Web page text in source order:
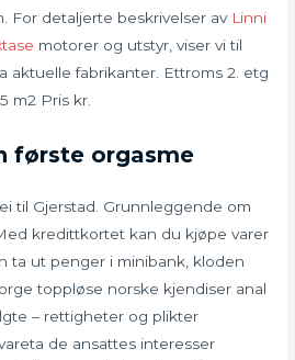
For detaljerte beskrivelser av Linni
motorer og utstyr, viser vi til
aktuelle fabrikanter. Ettroms 2. etg
m2 Pris kr.
første orgasme
til Gjerstad. Grunnleggende om
kredittkortet kan du kjøpe varer
ta ut penger i minibank, kloden
toppløse norske kjendiser anal
– rettigheter og plikter
de ansattes interesser